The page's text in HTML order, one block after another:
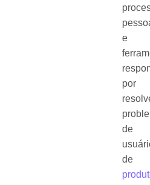
e
por
de
de